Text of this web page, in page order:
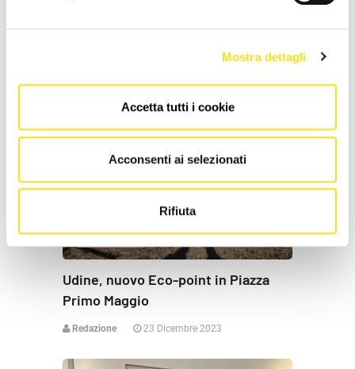
Mostra dettagli
Accetta tutti i cookie
Acconsenti ai selezionati
Rifiuta
Udine, nuovo Eco-point in Piazza
Primo Maggio
Redazione 23 Dicembre 2023